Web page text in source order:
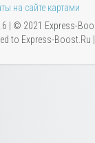
| © 2021 Express-
to Express-